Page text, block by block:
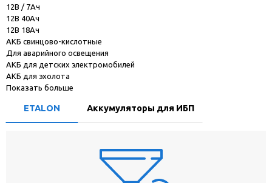
12В / 7Ач
12В 40Ач
12В 18Ач
АКБ свинцово-кислотные
Для аварийного освещения
АКБ для детских электромобилей
АКБ для эхолота
Показать больше
ETALON Аккумуляторы для ИБП